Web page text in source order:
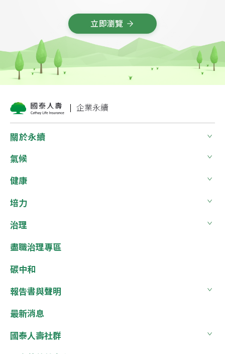
立即瀏 覽
企業永續
關於永續
氣候
健康
培力
治理
盡職治理專區
碳中和
報告書與聲明
最新消息
國泰人壽社群